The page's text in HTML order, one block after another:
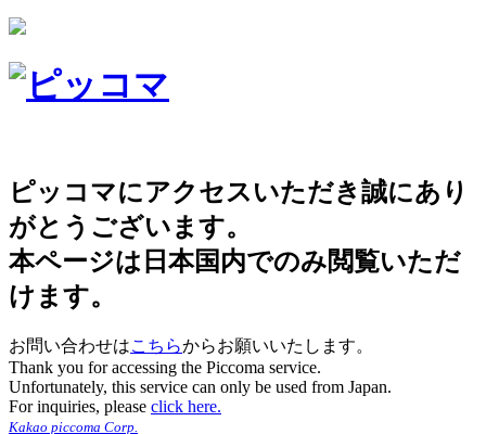
ピッコマにアクセスいただき誠にあり
がとうございます。
本ページは日本国内でのみ閲覧いただ
けます。
お問い合わせはこちらからお願いいたします。
Thank you for accessing the Piccoma service.
Unfortunately, this service can only be used from Japan.
For inquiries, please click here.
Kakao piccoma Corp.